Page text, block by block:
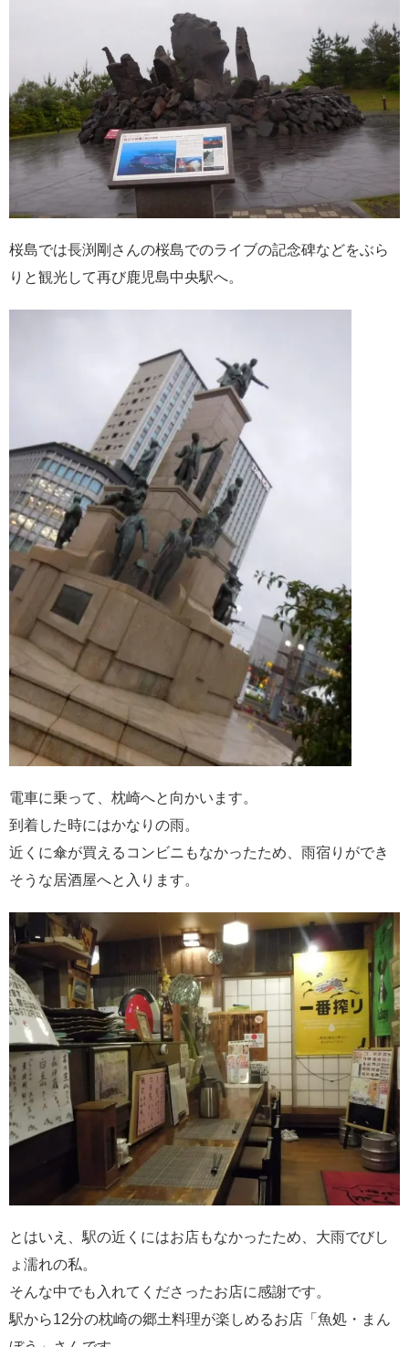
桜島では長渕剛さんの桜島でのライブの記念碑などをぶら
りと観光して再び鹿児島中央駅へ。
電車に乗って、枕崎へと向かいます。
到着した時にはかなりの雨。
近くに傘が買えるコンビニもなかったため、雨宿りができ
そうな居酒屋へと入ります。
とはいえ、駅の近くにはお店もなかったため、大雨でびし
ょ濡れの私。
そんな中でも入れてくださったお店に感謝です。
駅から12分の枕崎の郷土料理が楽しめるお店「魚処・まん